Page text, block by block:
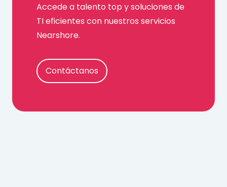
Accede a talento top y soluciones de
TI eficientes con nuestros servicios
Nearshore.
Contáctanos